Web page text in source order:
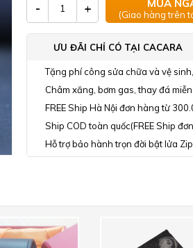
- + MUA
(Giao hàng trên
ƯU ĐÃI CHỈ CÓ TẠI CACARA
Tặng phí công sửa chữa và vệ
Châm xăng, bơm gas, thay đá
FREE Ship Hà Nội đơn hàng từ
Ship COD toàn quốc(FREE Ship
Hỗ trợ bảo hành trọn đời bật lửa